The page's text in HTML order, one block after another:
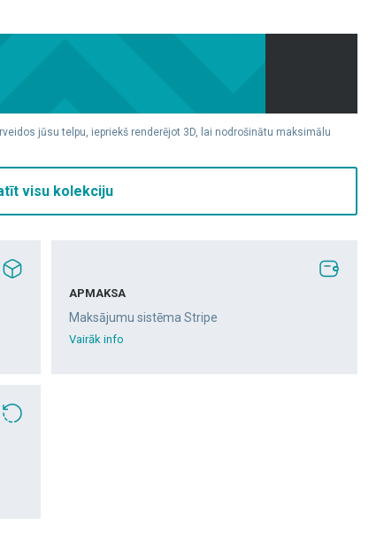
jūsu telpu, iepriekš renderējot 3D, lai nodrošinātu maksimālu
visu kolekciju
APMAKSA
Maksājumu sistēma Stripe
Vairāk info